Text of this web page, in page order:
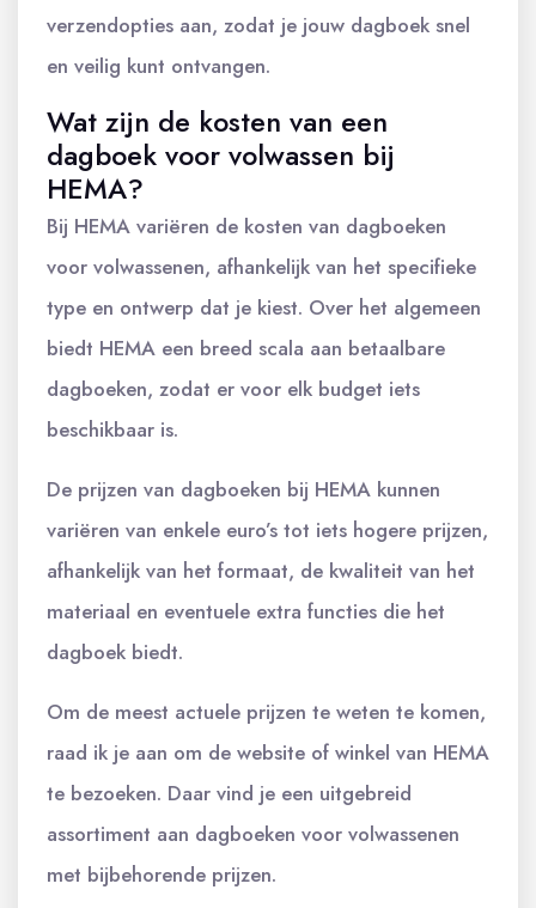
verzendopties aan, zodat je jouw dagboek snel
en veilig kunt ontvangen.
Wat zijn de kosten van een
dagboek voor volwassen bij
HEMA?
Bij HEMA variëren de kosten van dagboeken
voor volwassenen, afhankelijk van het specifieke
type en ontwerp dat je kiest. Over het algemeen
biedt HEMA een breed scala aan betaalbare
dagboeken, zodat er voor elk budget iets
beschikbaar is.
De prijzen van dagboeken bij HEMA kunnen
variëren van enkele euro’s tot iets hogere prijzen,
afhankelijk van het formaat, de kwaliteit van het
materiaal en eventuele extra functies die het
dagboek biedt.
Om de meest actuele prijzen te weten te komen,
raad ik je aan om de website of winkel van HEMA
te bezoeken. Daar vind je een uitgebreid
assortiment aan dagboeken voor volwassenen
met bijbehorende prijzen.